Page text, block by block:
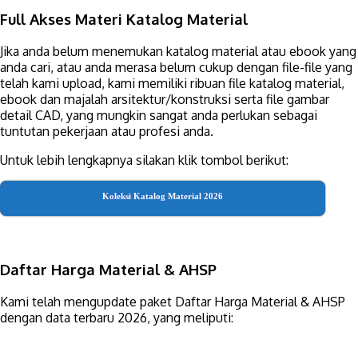
Full Akses Materi Katalog Material
Jika anda belum menemukan katalog material atau ebook yang
anda cari, atau anda merasa belum cukup dengan file-file yang
telah kami upload, kami memiliki ribuan file katalog material,
ebook dan majalah arsitektur/konstruksi serta file gambar
detail CAD, yang mungkin sangat anda perlukan sebagai
tuntutan pekerjaan atau profesi anda.
Untuk lebih lengkapnya silakan klik tombol berikut:
Koleksi Katalog Material 2026
Daftar Harga Material & AHSP
Kami telah mengupdate paket Daftar Harga Material & AHSP
dengan data terbaru 2026, yang meliputi: